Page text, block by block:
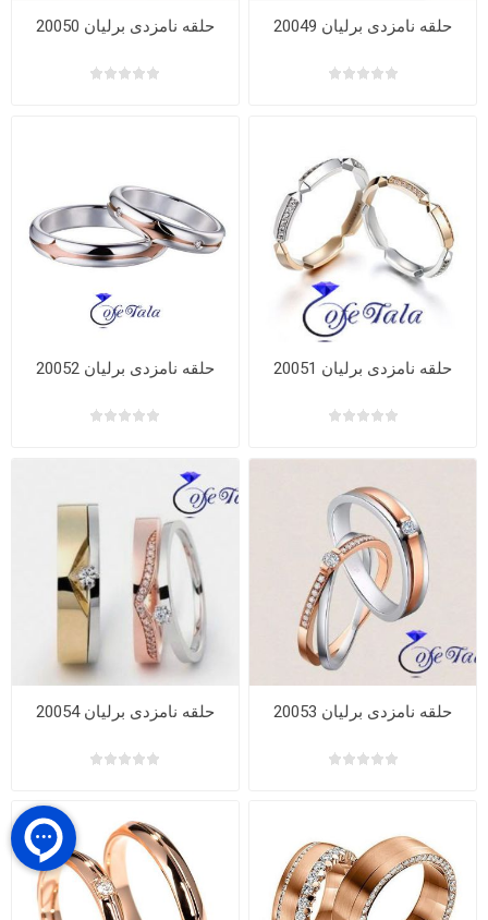
حلقه نامزدی برلیان 20049 حلقه نامزدی برلیان 20050
حلقه نامزدی برلیان 20051 حلقه نامزدی برلیان 20052
حلقه نامزدی برلیان 20053 حلقه نامزدی برلیان 20054